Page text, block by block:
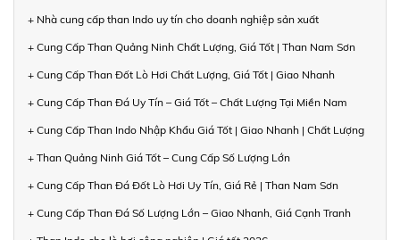
+ Nhà cung cấp than Indo uy tín cho doanh nghiệp sản xuất
+ Cung Cấp Than Quảng Ninh Chất Lượng, Giá Tốt | Than Nam Sơn
+ Cung Cấp Than Đốt Lò Hơi Chất Lượng, Giá Tốt | Giao Nhanh
+ Cung Cấp Than Đá Uy Tín – Giá Tốt – Chất Lượng Tại Miền Nam
+ Cung Cấp Than Indo Nhập Khẩu Giá Tốt | Giao Nhanh | Chất Lượng
+ Than Quảng Ninh Giá Tốt – Cung Cấp Số Lượng Lớn
+ Cung Cấp Than Đá Đốt Lò Hơi Uy Tín, Giá Rẻ | Than Nam Sơn
+ Cung Cấp Than Đá Số Lượng Lớn – Giao Nhanh, Giá Cạnh Tranh